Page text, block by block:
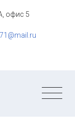
офис 5